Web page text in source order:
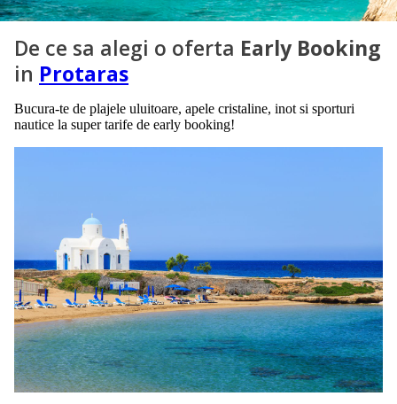
De ce sa alegi o oferta Early Booking
in Protaras
Bucura-te de plajele uluitoare, apele cristaline, inot si sporturi
nautice la super tarife de early booking!